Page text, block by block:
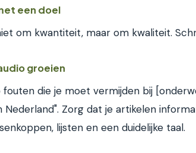
een doel
om kwantiteit, maar om kwaliteit.
groeien
fouten die je moet vermijden bij
Nederland". Zorg dat je artikelen
lijsten en een duidelijke taal.